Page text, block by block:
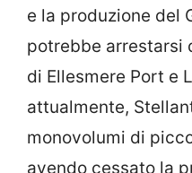
e la produzione del
potrebbe arrestarsi
di Ellesmere Port e
attualmente,
monovolumi di
avendo cessato la